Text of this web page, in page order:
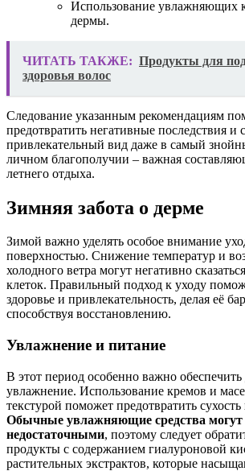
Использование увлажняющих
дермы.
ЧИТАТЬ ТАКЖЕ: Продукты для
здоровья волос
Следование указанным рекомендациям
предотвратить негативные последствия и
привлекательный вид даже в самый
личном благополучии – важная
летнего отдыха.
Зимняя забота о дерме
Зимой важно уделять особое внимание
поверхностью. Снижение температур и
холодного ветра могут негативно
клеток. Правильный подход к уходу
здоровье и привлекательность, делая её
способствуя восстановлению.
Увлажнение и питание
В этот период особенно важно обеспечить
увлажнение. Использование кремов и
текстурой поможет предотвратить
Обычные увлажняющие средства могут
недостаточными, поэтому следует
продукты с содержанием гиалуроновой
растительных экстрактов, которые